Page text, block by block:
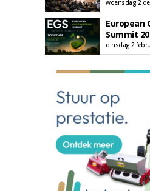
woensdag 2
European
Summit
dinsdag 2